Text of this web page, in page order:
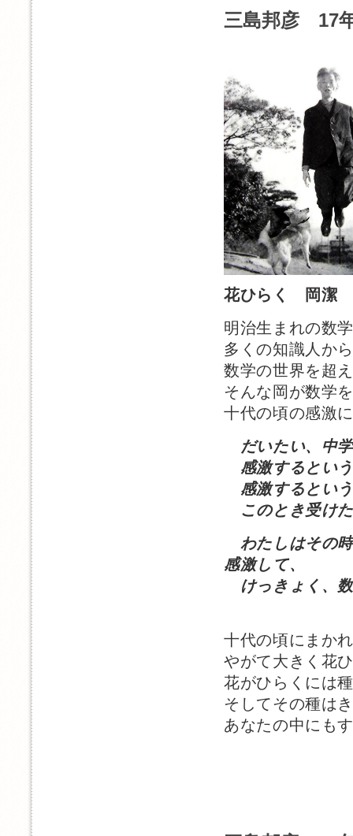
三島邦彦 17
花ひらく 岡潔
明治生まれの数
多くの知識人か
数学の世界を超
そんな岡が数学
十代の頃の感激
だいたい、中
感激するとい
感激するとい
このとき受け
わたしはその
感激して、
けっきょく、
十代の頃にまか
やがて大きく花
花がひらくには
そしてその種は
あなたの中にも